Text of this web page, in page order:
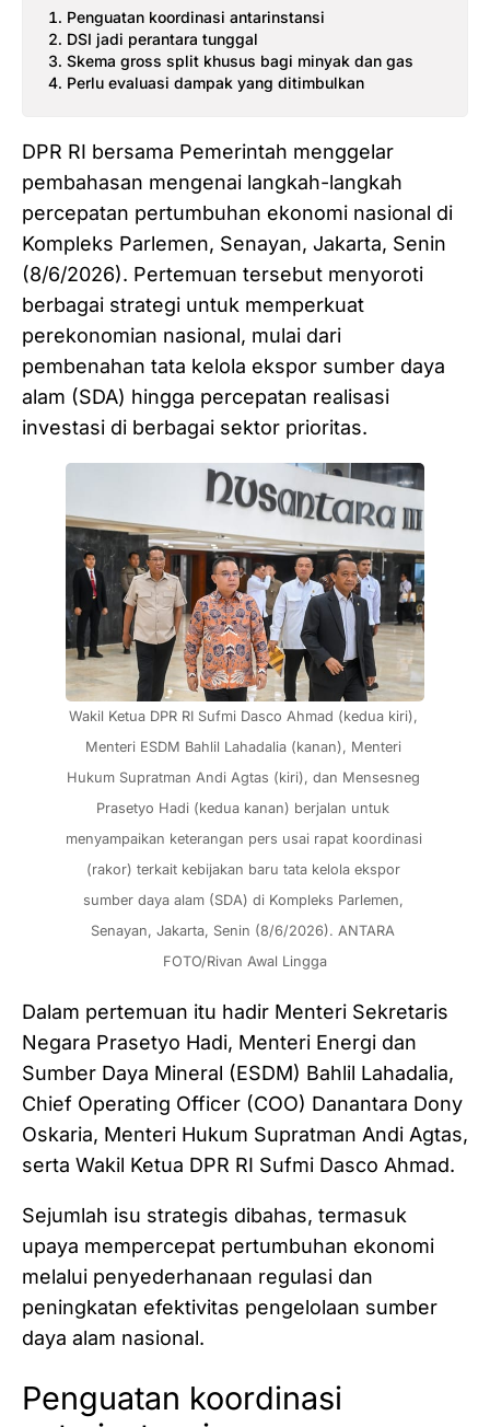
Penguatan koordinasi antarinstansi
DSI jadi perantara tunggal
Skema gross split khusus bagi minyak dan gas
Perlu evaluasi dampak yang ditimbulkan
DPR RI bersama Pemerintah menggelar
pembahasan mengenai langkah-langkah
percepatan pertumbuhan ekonomi nasional di
Kompleks Parlemen, Senayan, Jakarta, Senin
(8/6/2026). Pertemuan tersebut menyoroti
berbagai strategi untuk memperkuat
perekonomian nasional, mulai dari
pembenahan tata kelola ekspor sumber daya
alam (SDA) hingga percepatan realisasi
investasi di berbagai sektor prioritas.
Wakil Ketua DPR RI Sufmi Dasco Ahmad (kedua kiri),
Menteri ESDM Bahlil Lahadalia (kanan), Menteri
Hukum Supratman Andi Agtas (kiri), dan Mensesneg
Prasetyo Hadi (kedua kanan) berjalan untuk
menyampaikan keterangan pers usai rapat koordinasi
(rakor) terkait kebijakan baru tata kelola ekspor
sumber daya alam (SDA) di Kompleks Parlemen,
Senayan, Jakarta, Senin (8/6/2026). ANTARA
FOTO/Rivan Awal Lingga
Dalam pertemuan itu hadir Menteri Sekretaris
Negara Prasetyo Hadi, Menteri Energi dan
Sumber Daya Mineral (ESDM) Bahlil Lahadalia,
Chief Operating Officer (COO) Danantara Dony
Oskaria, Menteri Hukum Supratman Andi Agtas,
serta Wakil Ketua DPR RI Sufmi Dasco Ahmad.
Sejumlah isu strategis dibahas, termasuk
upaya mempercepat pertumbuhan ekonomi
melalui penyederhanaan regulasi dan
peningkatan efektivitas pengelolaan sumber
daya alam nasional.
Penguatan koordinasi